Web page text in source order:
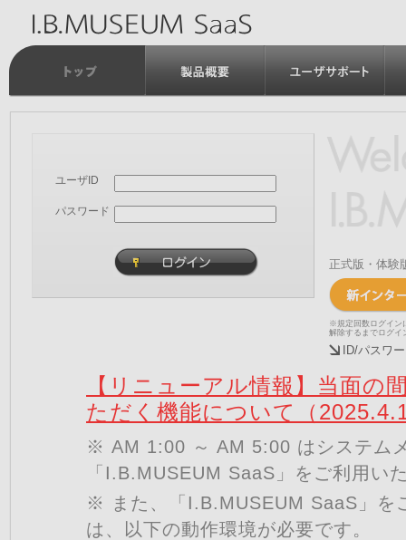
ユーザID
パスワード
正式版・体験
※規定回数ログイン
解除するまでログイ
ID/パスワ
【リニューアル情報】当面の
ただく機能について（
※ AM 1:00 ～ AM 5:00 はシステム
「I.B.MUSEUM SaaS」をご利用い
※ また、「I.B.MUSEUM SaaS」を
は、以下の動作環境が必要です。